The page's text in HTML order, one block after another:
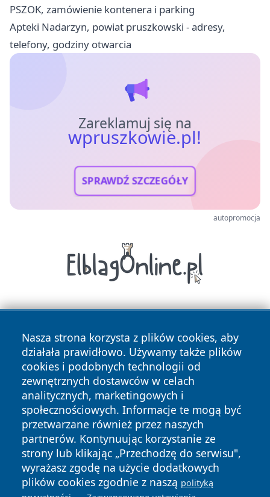
PSZOK, zamówienie kontenera i parking
Apteki Nadarzyn, powiat pruszkowski - adresy,
telefony, godziny otwarcia
Zareklamuj się na
wpruszkowie.pl!
SPRAWDŹ SZCZEGÓŁY
autopromocja
Nasza strona korzysta z plików cookies, aby
działała prawidłowo. Używamy także plików
cookies i podobnych technologii od
zewnętrznych dostawców w celach
analitycznych, marketingowych i
społecznościowych. Informacje te mogą być
przetwarzane również przez naszych
partnerów. Kontynuując korzystanie ze
strony lub klikając „Przechodzę do serwisu",
wyrażasz zgodę na użycie dodatkowych
plików cookies zgodnie z naszą polityką
Copyright © 2026 wpruszkowie.pl Wszystkie prawa
zastrzeżone.
News Autorzy
Polityka
Prywatności
Polityka
Cookies